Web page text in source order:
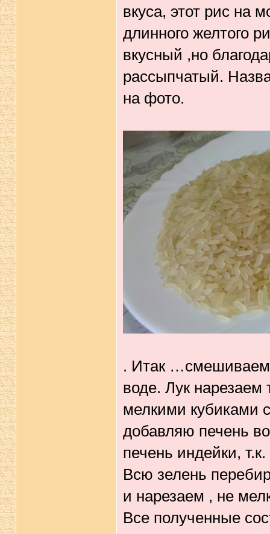
вкуса, этот рис на
длинного желтого
вкусный ,но
рассыпчатый.
на фото.
. Итак …смешиваем
воде. Лук нарезаем
мелкими кубиками
добавляю печень
печень индейки,
Всю зелень
и нарезаем , не
Все полученные